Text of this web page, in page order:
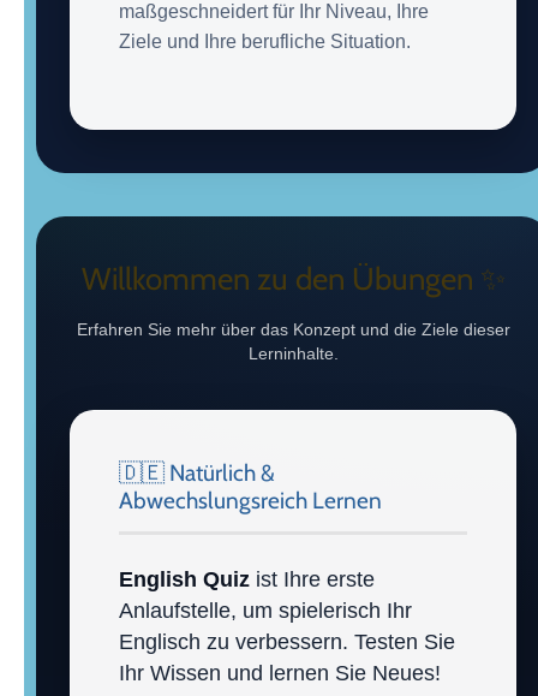
maßgeschneidert für Ihr Niveau, Ihre
Ziele und Ihre berufliche Situation.
Willkommen zu den Übungen ✨
Erfahren Sie mehr über das Konzept und die Ziele dieser
Lerninhalte.
🇩🇪 Natürlich &
Abwechslungsreich Lernen
English Quiz ist Ihre erste
Anlaufstelle, um spielerisch Ihr
Englisch zu verbessern. Testen Sie
Ihr Wissen und lernen Sie Neues!